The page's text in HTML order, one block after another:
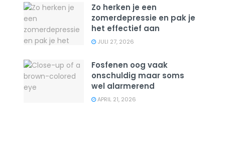
Zo herken je een
zomerdepressie en pak je
het effectief aan
JULI 27, 2026
Fosfenen oog vaak
onschuldig maar soms
wel alarmerend
APRIL 21, 2026